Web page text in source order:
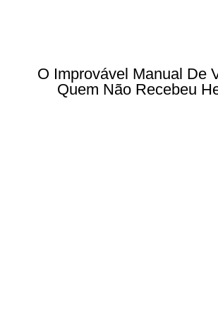
O Improvável Manual De
Quem Não Recebeu